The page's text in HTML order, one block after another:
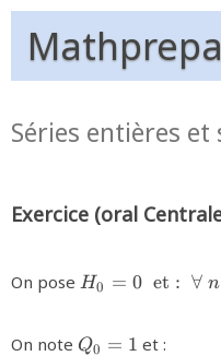
Mathprepa
Séries entières
Exercice (oral
On pose
{k}}
H0 = 0et : ∀ n
On note {Q_{0}=1}
Q0 = 1 et :